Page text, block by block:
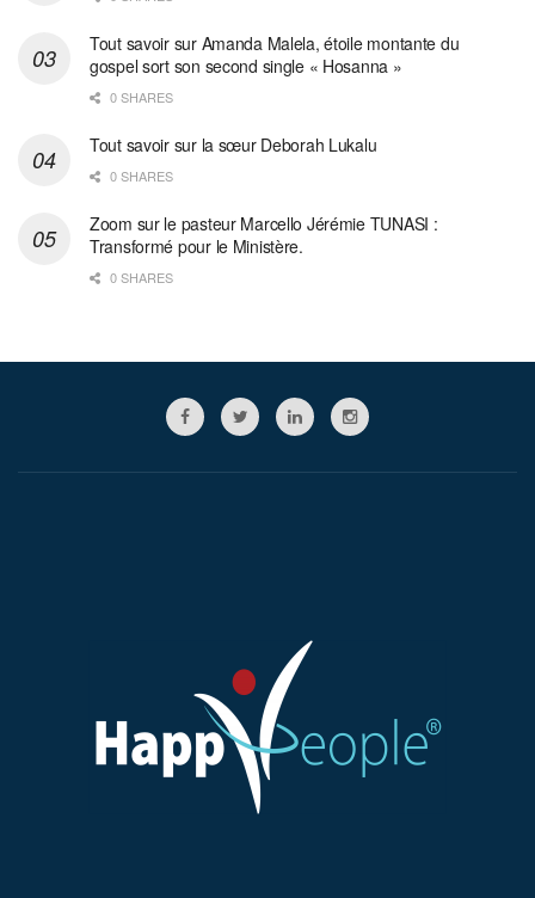
Tout savoir sur Amanda Malela, étoile montante du
gospel sort son second single « Hosanna »
0 SHARES
Tout savoir sur la sœur Deborah Lukalu
0 SHARES
Zoom sur le pasteur Marcello Jérémie TUNASI :
Transformé pour le Ministère.
0 SHARES